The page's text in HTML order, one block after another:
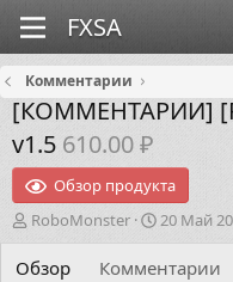
Комментарии
[КОММЕНТАРИИ]
v1.5 610.00 ₽
Обзор продукта
А
т
RoboMonster
Д
т
20 Май
Обзор Комментарии